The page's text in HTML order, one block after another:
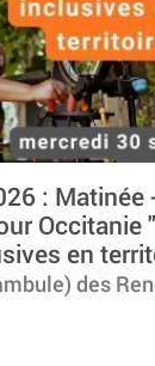
: Matinée
Occitanie
en
des